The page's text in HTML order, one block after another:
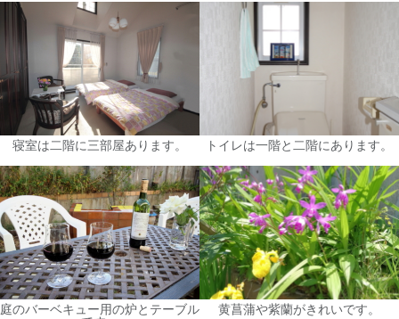
寝室は二階に三部屋あります。 トイレは一階と二階にあります。
庭のバーベキュー用の炉とテーブル 黄菖蒲や紫蘭がきれいです。